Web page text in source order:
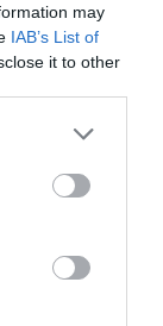
may
IAB’s List of
it to other
νέα για